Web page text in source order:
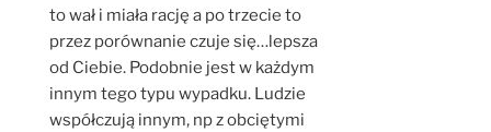
to wał i miała rację a po trzecie to
przez porównanie czuje się…lepsza
od Ciebie. Podobnie jest w każdym
innym tego typu wypadku. Ludzie
współczują innym, np z obciętymi